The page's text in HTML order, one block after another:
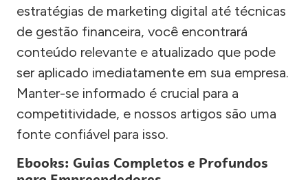
estratégias de marketing digital até técnicas
de gestão financeira, você encontrará
conteúdo relevante e atualizado que pode
ser aplicado imediatamente em sua empresa.
Manter-se informado é crucial para a
competitividade, e nossos artigos são uma
fonte confiável para isso.
Ebooks: Guias Completos e Profundos